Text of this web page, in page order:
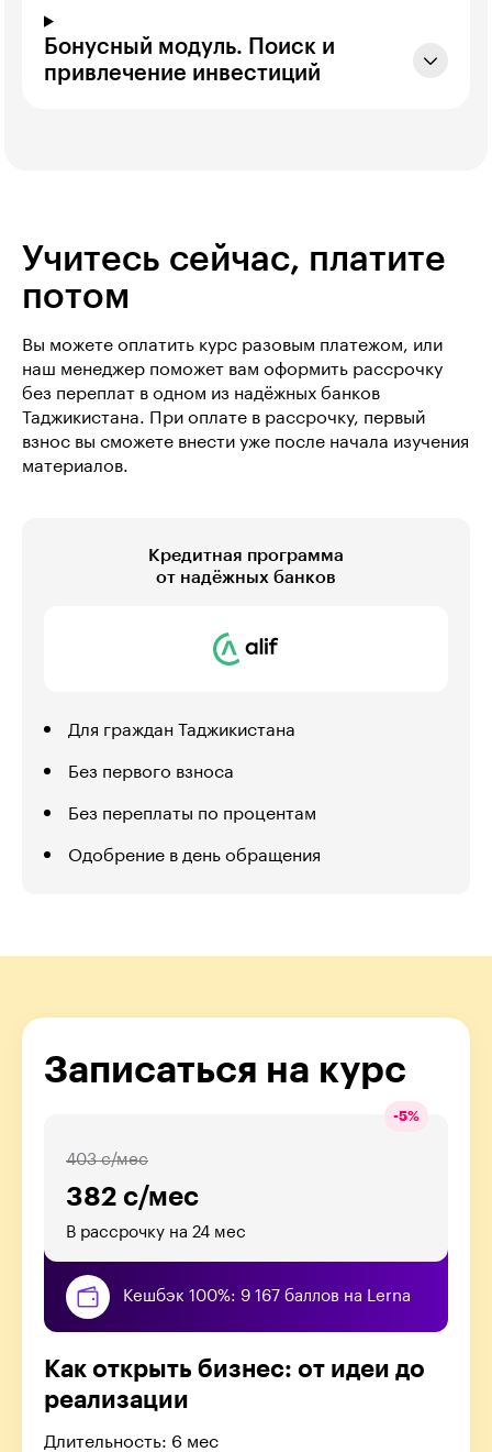
Бонусный модуль. Поиск и
привлечение инвестиций
Учитесь сейчас, платите
потом
Вы можете оплатить курс разовым платежом, или
наш менеджер поможет вам оформить рассрочку
без переплат в одном из надёжных банков
Таджикистана. При оплате в рассрочку, первый
взнос вы сможете внести уже после начала изучения
материалов.
Кредитная программа
от надёжных банков
Для граждан Таджикистана
Без первого взноса
Без переплаты по процентам
Одобрение в день обращения
Записаться на курс
-5%
382 с/мес
403 с/мес
В рассрочку на 24 мес
Кешбэк 100%: 9 167 баллов на Lerna
Как открыть бизнес: от идеи до
реализации
Длительность: 6 мес